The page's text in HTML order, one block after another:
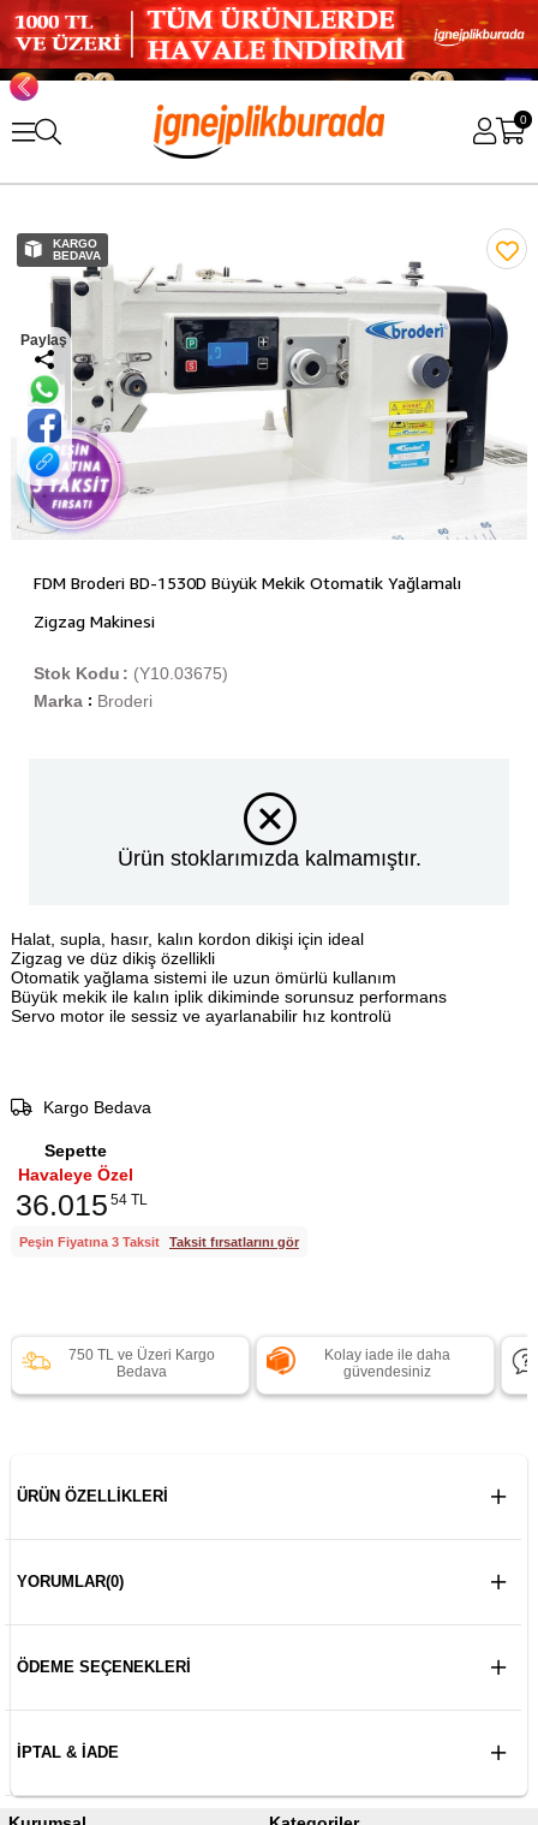
0
KARGO
BEDAVA
Paylaş
FDM Broderi BD-1530D Büyük Mekik Otomatik Yağlamalı
Zigzag Makinesi
(Y10.03675)
Stok Kodu
Marka : Broderi
Ürün stoklarımızda kalmamıştır.
Halat, supla, hasır, kalın kordon dikişi için ideal
Zigzag ve düz dikiş özellikli
Otomatik yağlama sistemi ile uzun ömürlü kullanım
Büyük mekik ile kalın iplik dikiminde sorunsuz performans
Servo motor ile sessiz ve ayarlanabilir hız kontrolü
Kargo Bedava
Sepette
Havaleye Özel
36.015 54 TL
Peşin Fiyatına 3 Taksit Taksit fırsatlarını gör
750 TL ve Üzeri Kargo
Bedava
Kolay iade ile daha
güvendesiniz
ÜRÜN ÖZELLIKLERI
YORUMLAR(0)
ÖDEME SEÇENEKLERI
İPTAL & İADE